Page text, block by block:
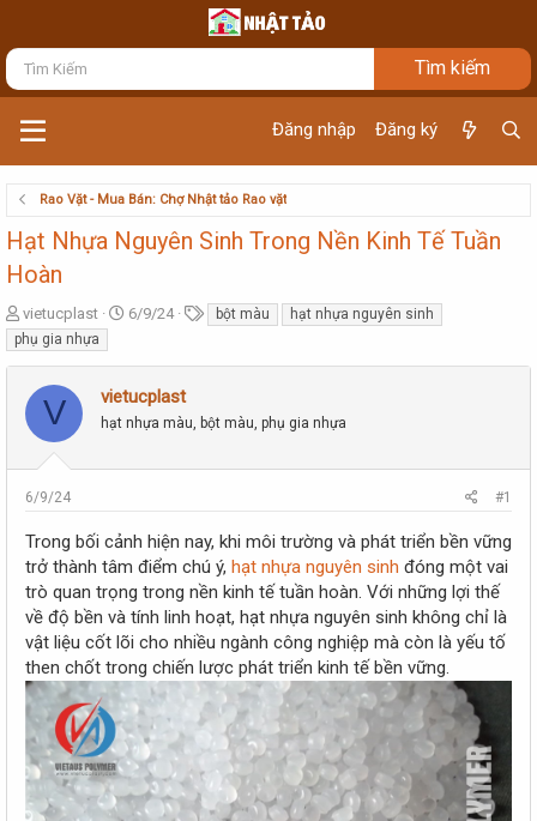
Đăng nhập Đăng ký
Rao Vặt - Mua Bán: Chợ Nhật tảo Rao vặt
Hạt Nhựa Nguyên Sinh Trong Nền Kinh Tế Tuần
Hoàn
T
h
r
a
d
e
vietucplast
N
g
ử
6/9/24
a
bột màu
hạt nhựa nguyên sinh
phụ gia nhựa
V vietucplast
hạt nhựa màu, bột màu, phụ gia nhựa
6/9/24 #1
Trong bối cảnh hiện nay, khi môi trường và phát triển bền vững
trở thành tâm điểm chú ý, hạt nhựa nguyên sinh đóng một vai
trò quan trọng trong nền kinh tế tuần hoàn. Với những lợi thế
về độ bền và tính linh hoạt, hạt nhựa nguyên sinh không chỉ là
vật liệu cốt lõi cho nhiều ngành công nghiệp mà còn là yếu tố
then chốt trong chiến lược phát triển kinh tế bền vững.